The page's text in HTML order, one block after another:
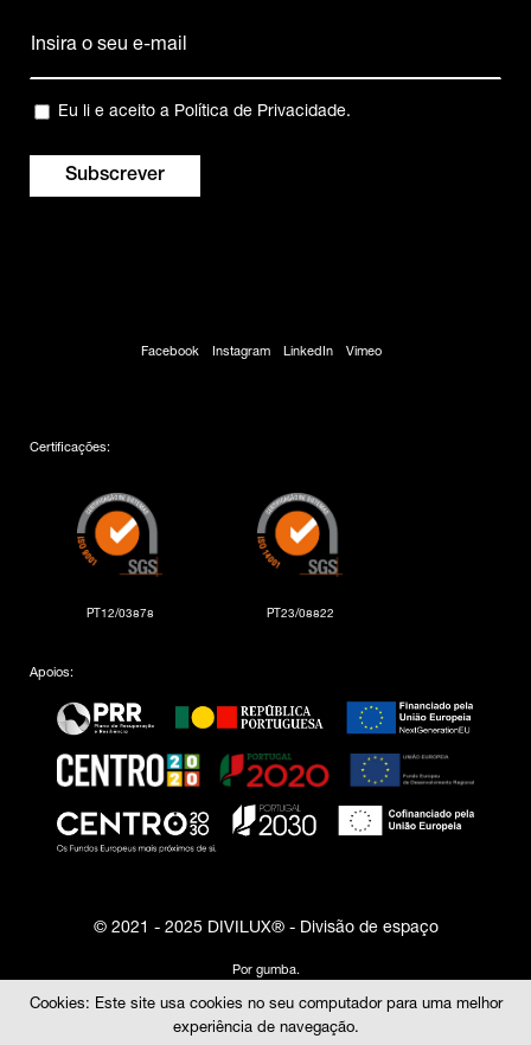
Privacidade
Eu li e aceito a Política de Privacidade.
Certificações:
PT12/03878 PT23/08822
Apoios:
© 2021 - 2025 DIVILUX® - Divisão de espaço
Por gumba.
Facebook Instagram LinkedIn Vimeo
Cookies: Este site usa cookies no seu computador para uma melhor
experiência de navegação.